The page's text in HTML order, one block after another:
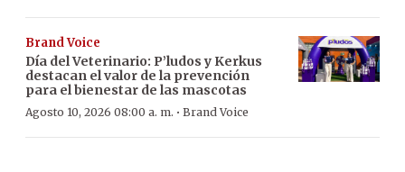
Brand Voice
Día del Veterinario: P’ludos y Kerkus
destacan el valor de la prevención
para el bienestar de las mascotas
Agosto 10, 2026 08:00 a. m. · Brand Voice